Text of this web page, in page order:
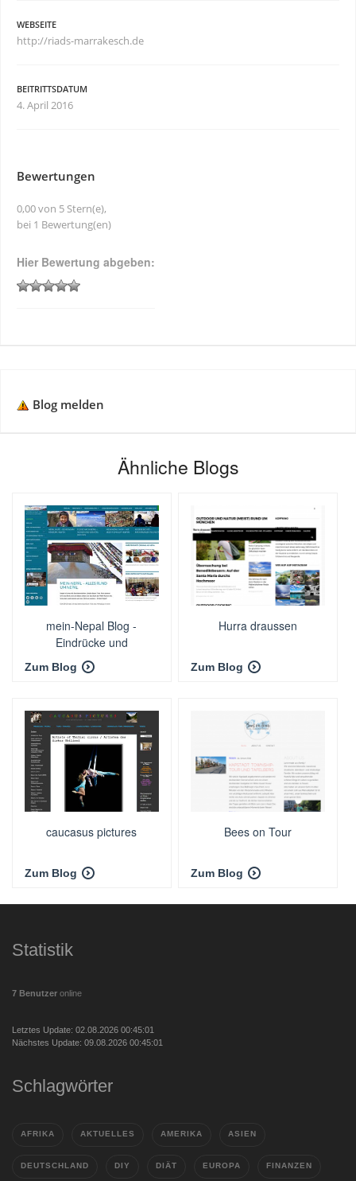
WEBSEITE
http://riads-marrakesch.de
BEITRITTSDATUM
4. April 2016
Bewertungen
0,00 von 5 Stern(e),
bei 1 Bewertung(en)
Hier Bewertung abgeben:
Blog melden
Ähnliche Blogs
mein-Nepal Blog -
Eindrücke und
Geschichten aus Nepal
Zum Blog
Hurra draussen
Zum Blog
caucasus pictures
Zum Blog
Bees on Tour
Zum Blog
Statistik
7 Benutzer online
Letztes Update: 02.08.2026 00:45:01
Nächstes Update: 09.08.2026 00:45:01
Schlagwörter
AFRIKA AKTUELLES AMERIKA ASIEN
DEUTSCHLAND DIY DIÄT EUROPA FINANZEN